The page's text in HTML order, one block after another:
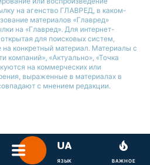
на агенство ГЛАВРЕД, в каком-
материалов «Главред»
на «Главред». Для интернет-
для поисковых систем,
конкретный материал. Материалы с
компаний», «Актуально», «Точка
на коммерческих или
выраженные в материалах в
с мнением редакции.
ЯЗЫК ВАЖНОЕ